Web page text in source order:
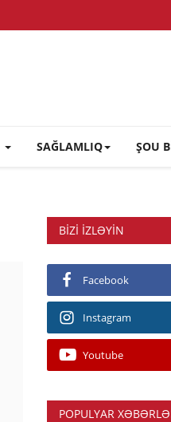
SAĞLAMLIQ ŞOU
BIZI IZLƏYIN
Facebook
Instagram
Youtube
POPULYAR